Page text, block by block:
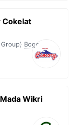
Cokelat
Bogor
Wikri